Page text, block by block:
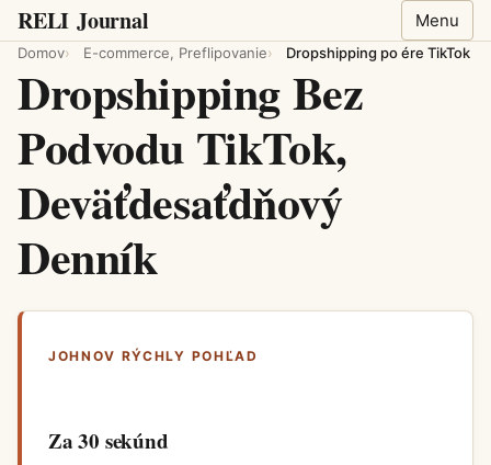
RELI Journal Menu
Domov E-commerce, Preflipovanie Dropshipping po ére TikTok
Dropshipping Bez
Podvodu TikTok,
Deväťdesaťdňový
Denník
JOHNOV RÝCHLY POHĽAD
Za 30 sekúnd